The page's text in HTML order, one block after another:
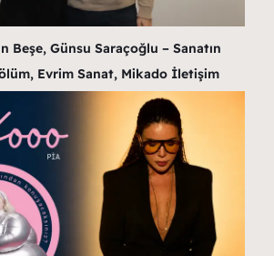
Beşe, Günsu Saraçoğlu – Sanatın
Evrim Sanat, Mikado İletişim